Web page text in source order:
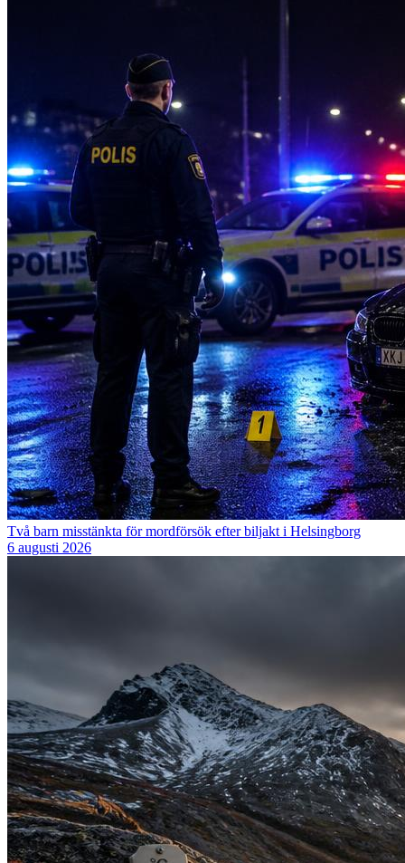
Två barn misstänkta för mordförsök efter biljakt i Helsingborg
6 augusti 2026